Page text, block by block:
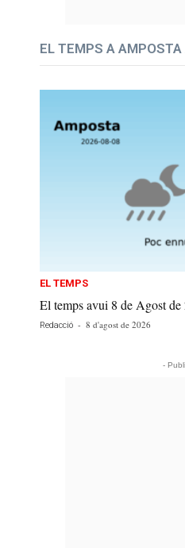
EL TEMPS A AMPOSTA
EL TEMPS
El temps avui 8 de Agost
Redacció - 8 d'agost de 2026
-